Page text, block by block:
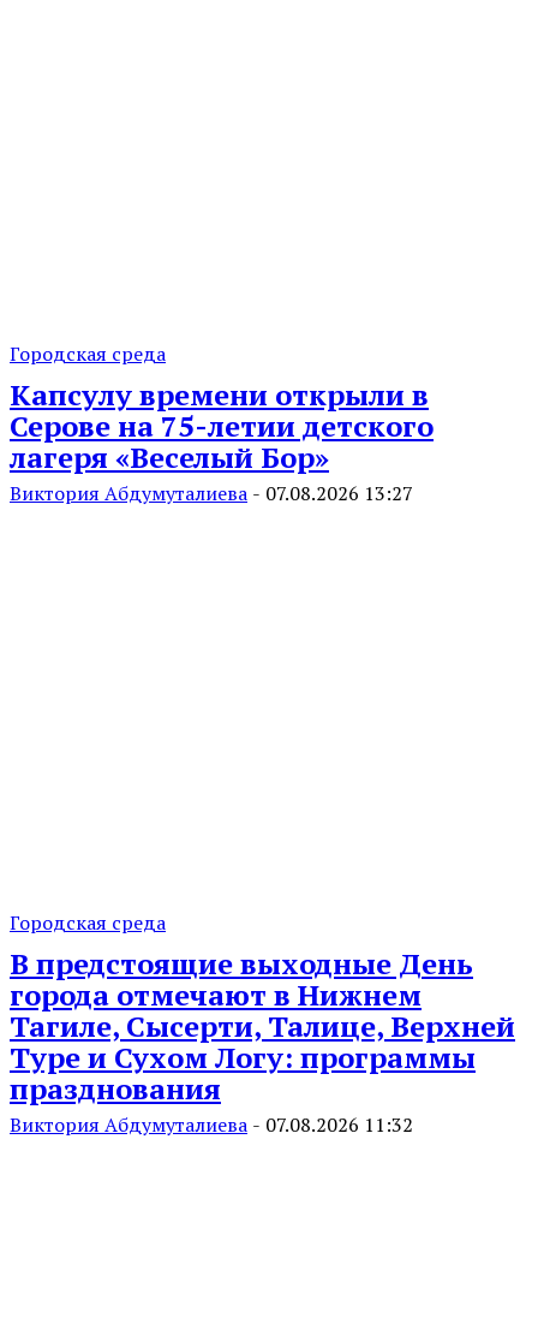
Городская среда
Капсулу времени открыли в
Серове на 75-летии детского
лагеря «Веселый Бор»
Виктория Абдумуталиева - 07.08.2026 13:27
Городская среда
В предстоящие выходные День
города отмечают в Нижнем
Тагиле, Сысерти, Талице, Верхней
Туре и Сухом Логу: программы
празднования
Виктория Абдумуталиева - 07.08.2026 11:32